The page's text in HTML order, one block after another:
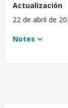
Actualización
22 de abril de
Notes